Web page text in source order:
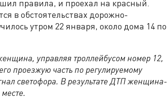
правила, и проехал на красный.
в обстоятельствах дорожно-
утром 22 января, около дома 14 по
управляя троллейбусом номер 12,
проезжую часть по регулируемому
светофора. В результате ДТП женщина-